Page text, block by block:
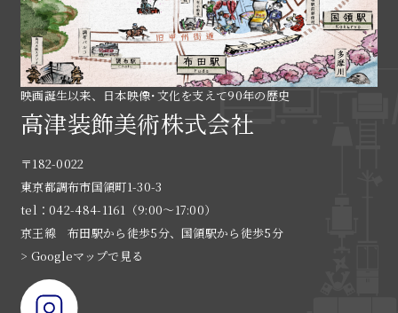
映画誕生以来、日本映像･文化を支えて90年の歴史
高津装飾美術株式会社
〒182-0022
東京都調布市国領町1-30-3
tel：042-484-1161（9:00〜17:00）
京王線 布田駅から徒歩5分、国領駅から徒歩5分
> Googleマップで見る